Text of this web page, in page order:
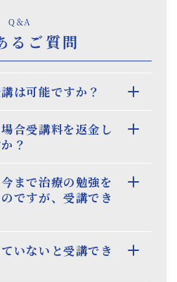
Q＆A
るご質問
は可能ですか？
合受講料を返金し
？
まで治療の勉強を
ですが、受講でき
いないと受講でき